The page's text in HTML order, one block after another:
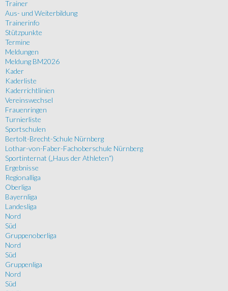
Trainer
Aus- und Weiterbildung
Trainerinfo
Stützpunkte
Termine
Meldungen
Meldung BM2026
Kader
Kaderliste
Kaderrichtlinien
Vereinswechsel
Frauenringen
Turnierliste
Sportschulen
Bertolt-Brecht-Schule Nürnberg
Lothar-von-Faber-Fachoberschule Nürnberg
Sportinternat („Haus der Athleten“)
Ergebnisse
Regionalliga
Oberliga
Bayernliga
Landesliga
Nord
Süd
Gruppenoberliga
Nord
Süd
Gruppenliga
Nord
Süd